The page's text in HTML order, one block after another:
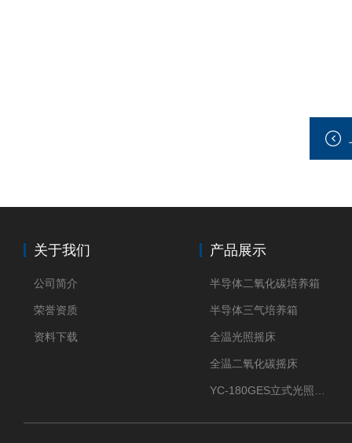
关于我们
公司简介
荣誉资质
资料下载
产品展示
半导体二氧化碳培养箱
半导体三气培养箱
全温光照摇床
全温二氧化碳摇床